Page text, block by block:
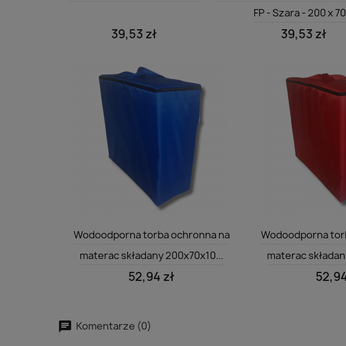
39,53 zł
FP - Szara - 200 x
39,53 zł

Wodoodporna torba ochronna na
materac składany 200x70x10...
52,94 zł

Wodoodporna
materac
Komentarze (0)